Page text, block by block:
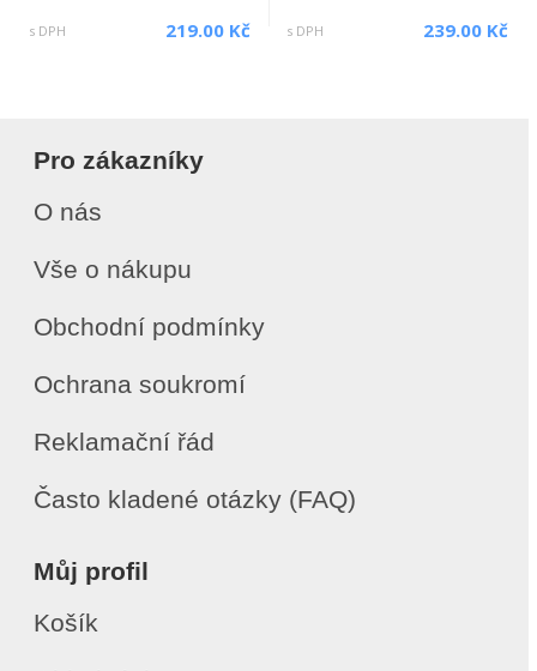
s DPH 219.00 Kč s DPH 239.00 Kč
Pro zákazníky
O nás
Vše o nákupu
Obchodní podmínky
Ochrana soukromí
Reklamační řád
Často kladené otázky (FAQ)
Můj profil
Košík